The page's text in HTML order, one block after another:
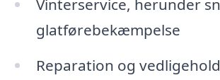
Vinterservice, herunder
glatførebekæmpelse
Reparation og